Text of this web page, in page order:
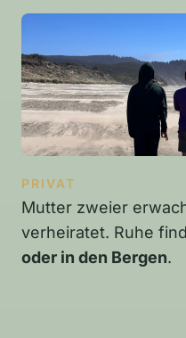
PRIVAT
Mutter zweier
verheiratet. Ruhe
oder in den Bergen.